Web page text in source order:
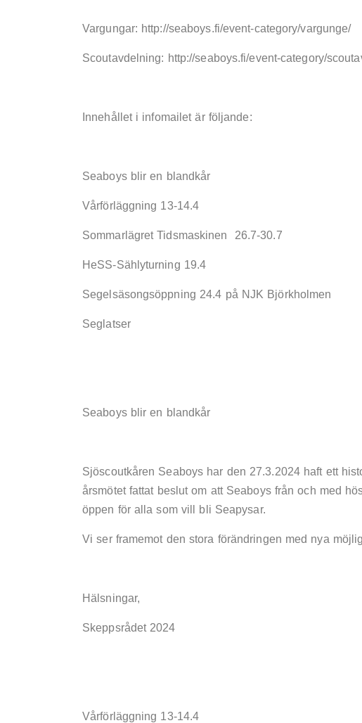
Vargungar: http://seaboys.fi/event-category/vargunge/
Scoutavdelning: http://seaboys.fi/event-category/
Innehållet i infomailet är följande:
Seaboys blir en blandkår
Vårförläggning 13-14.4
Sommarlägret Tidsmaskinen 26.7-30.7
HeSS-Sählyturning 19.4
Segelsäsongsöppning 24.4 på NJK Björkholmen
Seglatser
Seaboys blir en blandkår
Sjöscoutkåren Seaboys har den 27.3.2024 haft ett
årsmötet fattat beslut om att Seaboys från och med
öppen för alla som vill bli Seapysar.
Vi ser framemot den stora förändringen med nya
Hälsningar,
Skeppsrådet 2024
Vårförläggning 13-14.4